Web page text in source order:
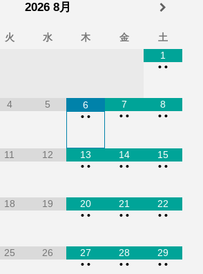
2026 8月
火 水 木 金
土
1
• •
4 5
6
• •
7
• •
8
• •
11 12
13
• •
14
• •
15
• •
18 19
20
• •
21
• •
22
• •
25 26
27
• •
28
• •
29
• •